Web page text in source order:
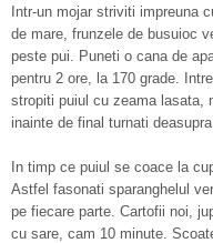
Intr-un mojar striviti impreuna
de mare, frunzele de busuioc
peste pui. Puneti o cana de
pentru 2 ore, la 170 grade.
stropiti puiul cu zeama
inainte de final turnati
In timp ce puiul se coace la
Astfel fasonati sparanghelul
pe fiecare parte. Cartofii noi,
cu sare, cam 10 minute.